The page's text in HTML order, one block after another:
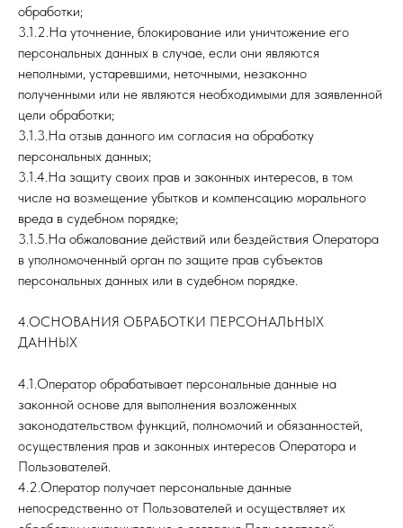
обработки;
3.1.2.На уточнение, блокирование или уничтожение его
персональных данных в случае, если они являются
неполными, устаревшими, неточными, незаконно
полученными или не являются необходимыми для заявленной
цели обработки;
3.1.3.На отзыв данного им согласия на обработку
персональных данных;
3.1.4.На защиту своих прав и законных интересов, в том
числе на возмещение убытков и компенсацию морального
вреда в судебном порядке;
3.1.5.На обжалование действий или бездействия Оператора
в уполномоченный орган по защите прав субъектов
персональных данных или в судебном порядке.
4.ОСНОВАНИЯ ОБРАБОТКИ ПЕРСОНАЛЬНЫХ
ДАННЫХ
4.1.Оператор обрабатывает персональные данные на
законной основе для выполнения возложенных
законодательством функций, полномочий и обязанностей,
осуществления прав и законных интересов Оператора и
Пользователей.
4.2.Оператор получает персональные данные
непосредственно от Пользователей и осуществляет их